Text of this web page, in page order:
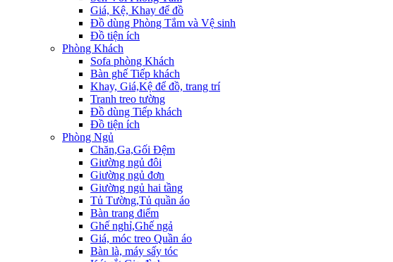
Giá, Kệ, Khay để đồ
Đồ dùng Phòng Tắm và Vệ sinh
Đồ tiện ích
Phòng Khách
Sofa phòng Khách
Bàn ghế Tiếp khách
Khay, Giá,Kệ để đồ, trang trí
Tranh treo tường
Đồ dùng Tiếp khách
Đồ tiện ích
Phòng Ngủ
Chăn,Ga,Gối Đệm
Giường ngủ đôi
Giường ngủ đơn
Giường ngủ hai tầng
Tủ Tường,Tủ quần áo
Bàn trang điểm
Ghế nghỉ,Ghế ngả
Giá, móc treo Quần áo
Bàn là, máy sấy tóc